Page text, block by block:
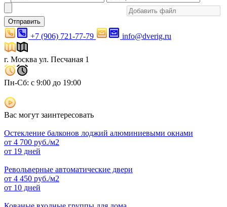
Отправить
+7 (906) 721-77-79 info@dverig.ru
г. Москва ул. Песчаная 1
Пн-Сб: с 9:00 до 19:00
Вас могут заинтересовать
Остекление балконов лоджий алюминиевыми окнами
от 4 700 руб./м2
от 19 дней
Револьверные автоматические двери
от 4 450 руб./м2
от 10 дней